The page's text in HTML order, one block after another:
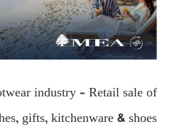
industry – Retail sale of
gifts, kitchenware & shoes